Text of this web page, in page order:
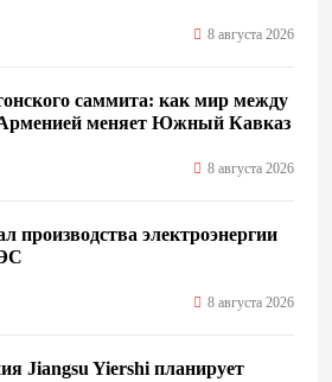
8 августа 2026
саммита: как мир между
меняет Южный Кавказ
8 августа 2026
производства электроэнергии
8 августа 2026
Jiangsu Yiershi планирует